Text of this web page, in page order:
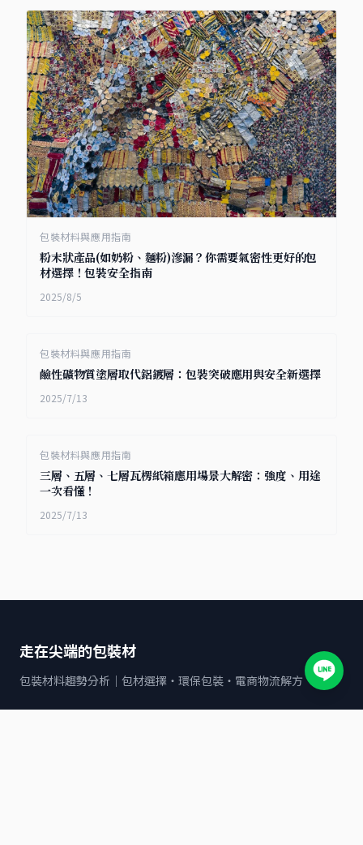
包裝材料與應用指南
粉末狀產品(如奶粉、麵粉)滲漏？你需要氣密性更好的包
材選擇！包裝安全指南
2025/8/5
包裝材料與應用指南
鹼性礦物質塗層取代鋁鍍層：包裝突破應用與安全新選擇
2025/7/13
包裝材料與應用指南
三層、五層、七層瓦楞紙箱應用場景大解密：強度、用途
一次看懂！
2025/7/13
走在尖端的包裝材
包裝材料趨勢分析｜包材選擇・環保包裝・電商物流解方